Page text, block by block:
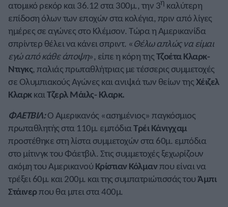
ατομικό ρεκόρ και 36.12 στα 300μ., την 3η καλύτερη
επίδοση όλων των εποχών στα κολέγια, πριν από λίγες
ημέρες σε αγώνες στο Κλέμσον. Τώρα η Αμερικανίδα
σπρίντερ θέλει να κάνει σπριντ. «Θέλω απλώς να είμαι
εγώ από κάθε άποψη», είπε η κόρη τηςΤζοέτα Κλαρκ-
Ντιγκς, παλιάς πρωταθλήτριας με τέσσερις συμμετοχές
σε Ολυμπιακούς Αγώνες και ανιψιά των θείων τηςΧέιζελ
ΚλαρκκαιΤζερλ Μάιλς- Κλαρκ.
ΦΑΕΤΒΙΛ: Ο Αμερικανός «ασημένιος» παγκόσμιος
πρωταθλητής στα 110μ. εμπόδιαΤρέι Κάνιγχαμ
προστέθηκε στη λίστα συμμετοχών στα 60μ. εμπόδια
στο μίτινγκ του Φάετβιλ. Στις συμμετοχές ξεχωρίζουν
ακόμη του Αμερικανού Κρίστιαν Κόλμανπου είναι να
τρέξει 60μ. και 200μ. και της συμπατριώτισσάς τουΆμπι
Στάινερπου θα μπει στα 400μ.